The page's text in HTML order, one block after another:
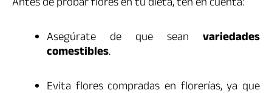
Asegúrate de que sean variedades
comestibles.
Evita flores compradas en florerías, ya que